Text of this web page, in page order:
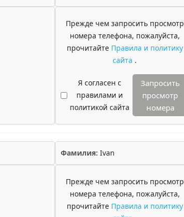
Прежде чем запросить просмотр
номера телефона, пожалуйста,
прочитайте Правила и политику
сайта .
Я согласен с
правилами и
политикой сайта
Запросить
просмотр
номера
Фамилия: Ivan
Прежде чем запросить просмотр
номера телефона, пожалуйста,
прочитайте Правила и политику